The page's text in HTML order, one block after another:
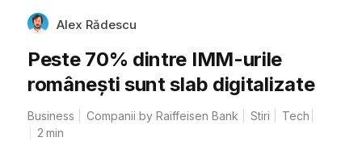
Alex Rădescu
Peste 70% dintre IMM-urile
românești sunt slab digitalizate
Business Companii by Raiffeisen Bank Stiri
Tech
2 min